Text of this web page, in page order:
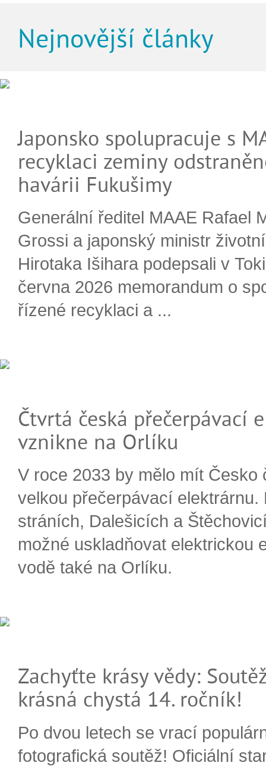
Nejnovější články
Japonsko spolupracuje s
recyklaci zeminy
havárii Fukušimy
Generální ředitel MAAE Rafael
Grossi a japonský ministr
Hirotaka Išihara podepsali v
června 2026 memorandum o
řízené recyklaci a ...
Čtvrtá česká přečerpávací
vznikne na Orlíku
V roce 2033 by mělo mít Česko
velkou přečerpávací elektrárnu.
stráních, Dalešicích a
možné uskladňovat elektrickou
vodě také na Orlíku.
Zachyťte krásy vědy:
krásná chystá 14. ročník!
Po dvou letech se vrací
fotografická soutěž! Oficiální